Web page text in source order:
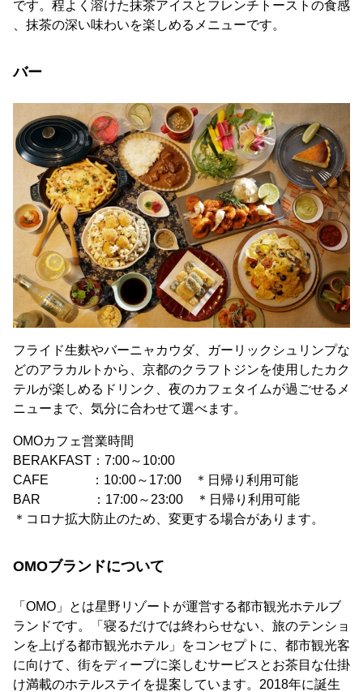
です。程よく溶けた抹茶アイスとフレンチトーストの食感
、抹茶の深い味わいを楽しめるメニューです。
バー
フライド生麩やバーニャカウダ、ガーリックシュリンプな
どのアラカルトから、京都のクラフトジンを使用したカク
テルが楽しめるドリンク、夜のカフェタイムが過ごせるメ
ニューまで、気分に合わせて選べます。
OMOカフェ営業時間
BERAKFAST：7:00～10:00
CAFE ：10:00～17:00 ＊日帰り利用可能
BAR ：17:00～23:00 ＊日帰り利用可能
＊コロナ拡大防止のため、変更する場合があります。
OMOブランドについて
「OMO」とは星野リゾートが運営する都市観光ホテルブ
ランドです。「寝るだけでは終わらせない、旅のテンショ
ンを上げる都市観光ホテル」をコンセプトに、都市観光客
に向けて、街をディープに楽しむサービスとお茶目な仕掛
け満載のホテルステイを提案しています。2018年に誕生